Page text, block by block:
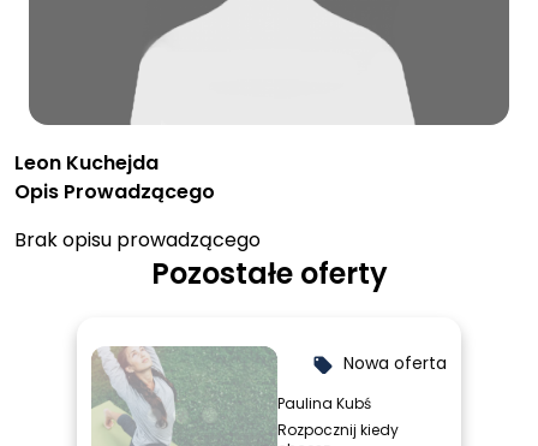
Leon Kuchejda
Opis Prowadzącego
Brak opisu prowadzącego
Pozostałe oferty
local_offer Nowa oferta
Paulina Kubś
Rozpocznij kiedy